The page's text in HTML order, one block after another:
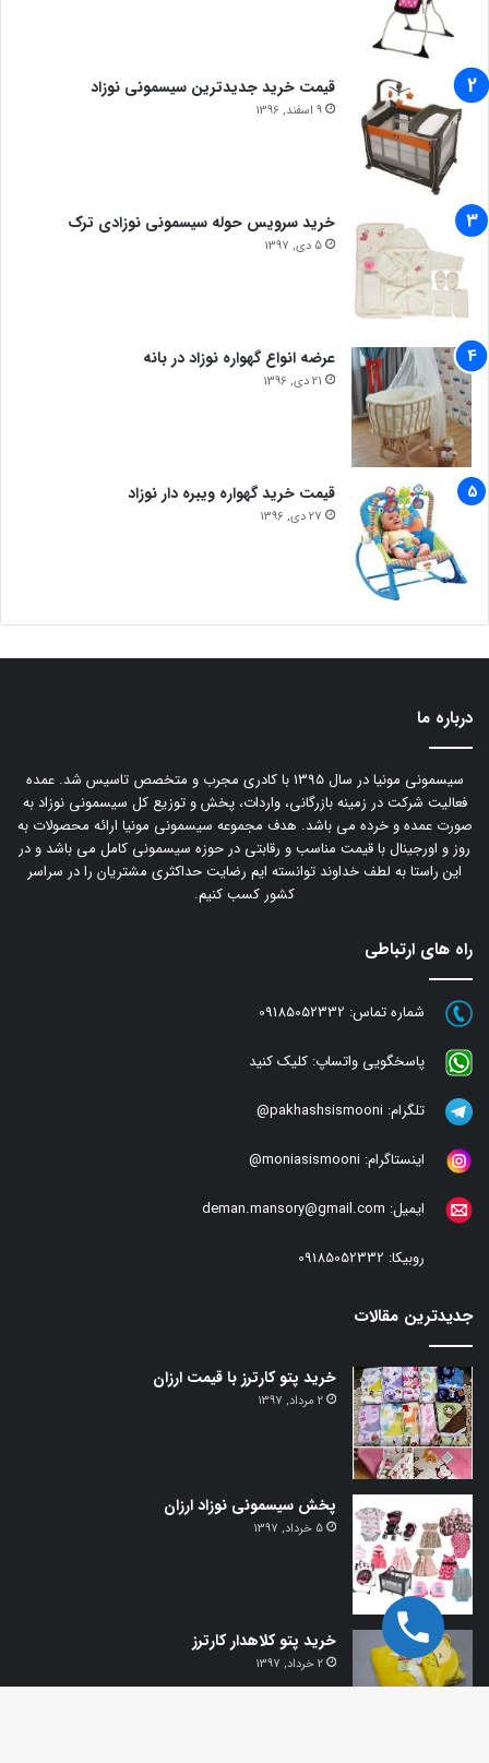
قیمت خرید جدیدترین سیسمونی نوزاد
9 اسفند, 1396
خرید سرویس حوله سیسمونی نوزادی ترک
5 دی, 1397
عرضه انواع گهواره نوزاد در بانه
21 دی, 1396
قیمت خرید گهواره ویبره دار نوزاد
27 دی, 1396
درباره ما
سیسمونی مونیا در سال 1395 با کادری مجرب و متخصص تاسیس شد. عمده
فعالیت شرکت در زمینه بازرگانی، واردات، پخش و توزیع کل سیسمونی نوزاد به
صورت عمده و خرده می باشد. هدف مجموعه سیسمونی مونیا ارائه محصولات به
روز و اورجینال با قیمت مناسب و رقابتی در حوزه سیسمونی کامل می باشد و در
این راستا به لطف خداوند توانسته ایم رضایت حداکثری مشتریان را در سراسر
کشور کسب کنیم.
راه های ارتباطی
شماره تماس: 09185052332
پاسخگویی واتساپ: کلیک کنید
تلگرام: pakhashsismooni@
اینستاگرام: moniasismooni@
ایمیل: deman.mansory@gmail.com
روبیکا: 09185052332
جدیدترین مقالات
خرید پتو کارترز با قیمت ارزان
2 مرداد, 1397
پخش سیسمونی نوزاد ارزان
5 خرداد, 1397
خرید پتو کلاهدار کارترز
2 خرداد, 1397